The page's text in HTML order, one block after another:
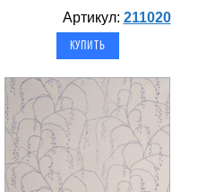
Артикул: 211020